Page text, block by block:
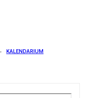
KALENDARIUM